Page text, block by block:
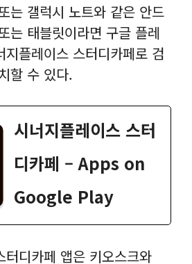
는 갤럭시 노트와 같은 안드
는 태블릿이라면 구글 플레
지플레이스 스터디카페로 검
할 수 있다.
시너지플레이스 스터
디카페 – Apps on
Google Play
터디카페 앱은 키오스크와